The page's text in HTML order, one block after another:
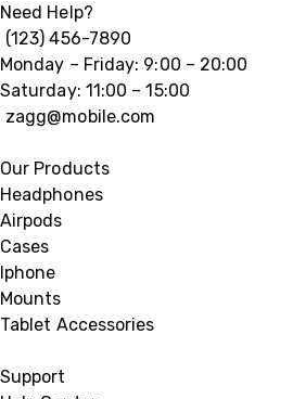
Need Help?
(123) 456-7890
Monday – Friday: 9:00 – 20:00
Saturday: 11:00 – 15:00
zagg@mobile.com
Our Products
Headphones
Airpods
Cases
Iphone
Mounts
Tablet Accessories
Support